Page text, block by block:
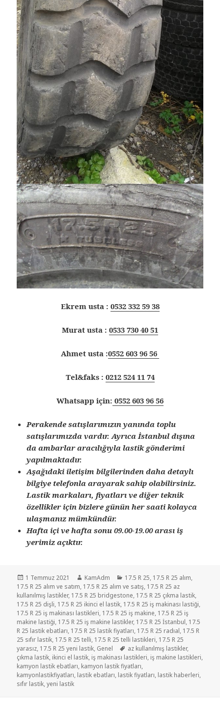
Ekrem usta : 0532 332 59 38
Murat usta : 0533 730 40 51
Ahmet usta :0552 603 96 56
Tel&faks : 0212 524 11 74
Whatsapp için: 0552 603 96 56
Perakende satışlarımızın yanında toplu
satışlarımızda vardır. Ayrıca İstanbul dışına
da ambarlar aracılığıyla lastik gönderimi
yapılmaktadır.
Aşağıdaki iletişim bilgilerinden daha detaylı
bilgiye telefonla arayarak sahip olabilirsiniz.
Lastik markaları, fiyatları ve diğer teknik
özellikler için bizlere günün her saati kolayca
ulaşmanız mümkündür.
Hafta içi ve hafta sonu 09.00-19.00 arası iş
yerimiz açıktır.
Yayın
tarihi
1 Temmuz 2021 Yazar
KamAdm Kategoriler
17.5 R 25, 17.5 R 25 alım,
17.5 R 25 alım ve satım, 17.5 R 25 alım ve satış, 17.5 R 25 az
kullanılmış lastikler, 17.5 R 25 bridgestone, 17.5 R 25 çıkma lastik,
17.5 R 25 dişli, 17.5 R 25 ikinci el lastik, 17.5 R 25 iş makinası lastiği,
17.5 R 25 iş makinası lastikleri, 17.5 R 25 iş makine, 17.5 R 25 iş
makine lastiği, 17.5 R 25 iş makine lastikler, 17.5 R 25 İstanbul, 17.5
R 25 lastik ebatları, 17.5 R 25 lastik fiyatları, 17.5 R 25 radıal, 17.5 R
25 sıfır lastik, 17.5 R 25 telli, 17.5 R 25 telli lastikleri, 17.5 R 25
yarasız, 17.5 R 25 yeni lastik, Genel Etiketler
az kullanılmış lastikler,
çıkma lastik, ikinci el lastik, iş makinası lastikleri, iş makine lastikleri,
kamyon lastik ebatları, kamyon lastik fiyatları,
kamyonlastikfiyatları, lastik ebatları, lastik fiyatları, lastik haberleri,
sıfır lastik,yeni lastik